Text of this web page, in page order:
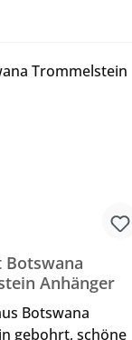
Botswana
Anhänger
Botswana
gebohrt, schöne